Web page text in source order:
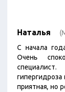
Наталья
С начала
Очень
приятная, но